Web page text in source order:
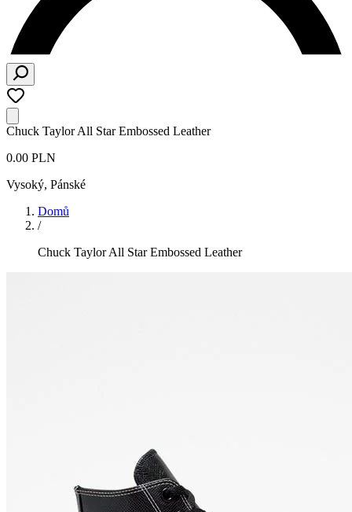
Chuck Taylor All Star Embossed Leather
0.00 PLN
Vysoký, Pánské
Domů
/
Chuck Taylor All Star Embossed Leather